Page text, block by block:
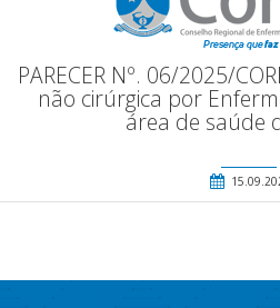
PARECER Nº. 06/2025/
não cirúrgica por
área de saúde